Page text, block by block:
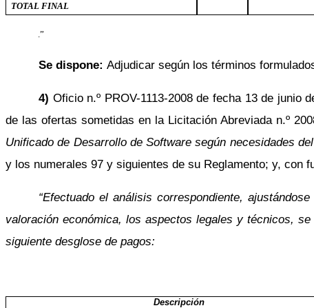
TOTAL FINAL
.”
Se dispone: Adjudicar según los términos
4) Oficio n.º PROV-1113-2008 de fecha 13 de
de las ofertas sometidas en la Licitación Abreviada n.º
Unificado de Desarrollo de Software según necesidades
y los numerales 97 y siguientes de su Reglamento; y, con
“Efectuado el análisis correspondiente,
valoración económica, los aspectos legales y técnicos,
siguiente desglose de pagos:
Descripción